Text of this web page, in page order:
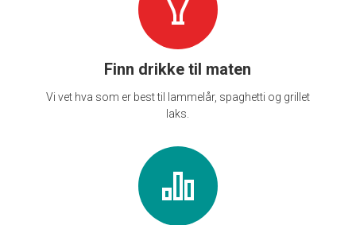
Finn drikke til maten
Vi vet hva som er best til lammelår, spaghetti og grillet
laks.